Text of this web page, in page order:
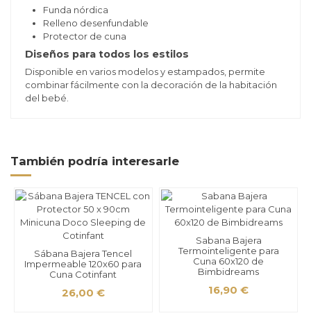
Funda nórdica
Relleno desenfundable
Protector de cuna
Diseños para todos los estilos
Disponible en varios modelos y estampados, permite
combinar fácilmente con la decoración de la habitación
del bebé.
También podría interesarle
Sábana Bajera Tencel
Impermeable 120x60 para
Cuna Cotinfant
26,00 €
Sabana Bajera
Termointeligente para
Cuna 60x120 de
Bimbidreams
16,90 €